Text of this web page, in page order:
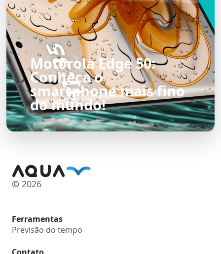
Motorola Edge 50:
Conheça o
smartphone mais fino
do mundo!
© 2026
Ferramentas
Previsão do tempo
Contato